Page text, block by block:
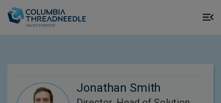
Jonathan Smith